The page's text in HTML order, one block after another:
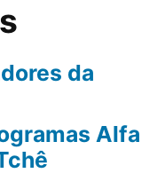
da
Alfa